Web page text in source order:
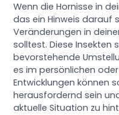
Wenn die Hornisse in
das ein Hinweis darauf
Veränderungen in
solltest. Diese Insekten
bevorstehende
es im persönlichen
Entwicklungen können
herausfordernd sein
aktuelle Situation zu